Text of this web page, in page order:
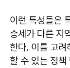
이런 특성들은
승세가 다른 지
한다. 이를 고려
할 수 있는 정책